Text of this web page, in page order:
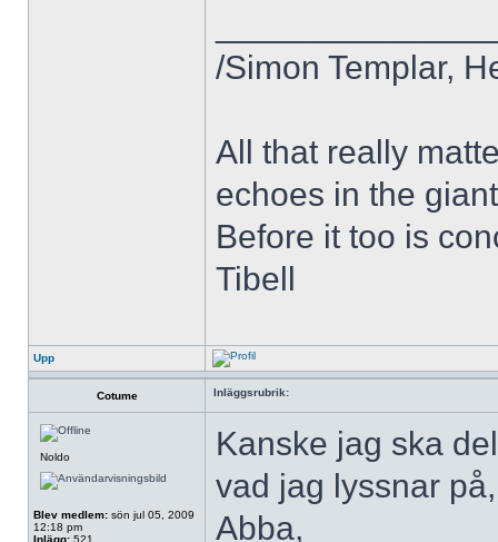
/Simon Templar,
All that really
echoes in the
Before it too is
Tibell
Upp
Cotume Inläggsrubrik:
Noldo
Blev medlem: sön jul 05, 2009
12:18 pm
Inlägg: 521
Kanske jag ska
vad jag lyssnar
Abba,